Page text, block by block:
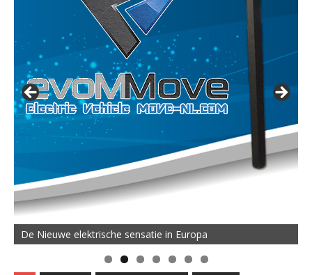
De Nieuwe elektrische sensatie in Europa